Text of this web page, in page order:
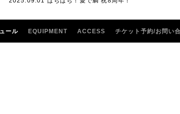
ール EQUIPMENT ACCESS チケット予約/お問い